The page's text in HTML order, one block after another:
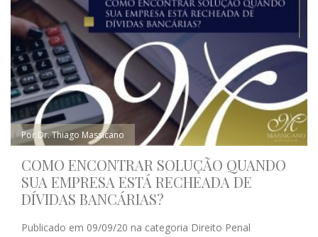
Por Dr. Thiago Massicano
COMO ENCONTRAR SOLUÇÃO QUANDO
SUA EMPRESA ESTÁ RECHEADA DE
DÍVIDAS BANCÁRIAS?
Publicado em 09/09/20 na categoria Direito Penal